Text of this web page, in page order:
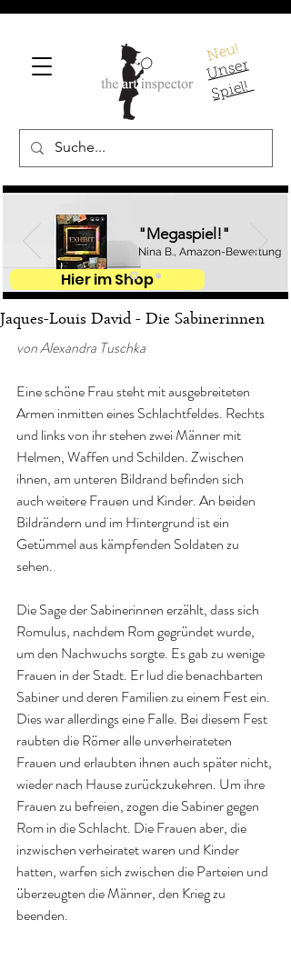
Neu!
U
ns
er
S
pi
el!
"Megaspiel!"
Nina B., Amazon-Bewertung
Hier im Shop
Jaques-Louis David - Die Sabinerinnen
von Alexandra Tuschka
Eine schöne Frau steht mit ausgebreiteten
Armen inmitten eines Schlachtfeldes. Rechts
und links von ihr stehen zwei Männer mit
Helmen, Waffen und Schilden. Zwischen
ihnen, am unteren Bildrand befinden sich
auch weitere Frauen und Kinder. An beiden
Bildrändern und im Hintergrund ist ein
Getümmel aus kämpfenden Soldaten zu
sehen.
Die Sage der Sabinerinnen erzählt, dass sich
Romulus, nachdem Rom gegründet wurde,
um den Nachwuchs sorgte. Es gab zu wenige
Frauen in der Stadt. Er lud die benachbarten
Sabiner und deren Familien zu einem Fest ein.
Dies war allerdings eine Falle. Bei diesem Fest
raubten die Römer alle unverheirateten
Frauen und erlaubten ihnen auch später nicht,
wieder nach Hause zurückzukehren. Um ihre
Frauen zu befreien, zogen die Sabiner gegen
Rom in die Schlacht. Die Frauen aber, die
inzwischen verheiratet waren und Kinder
hatten, warfen sich zwischen die Parteien und
überzeugten die Männer, den Krieg zu
beenden.